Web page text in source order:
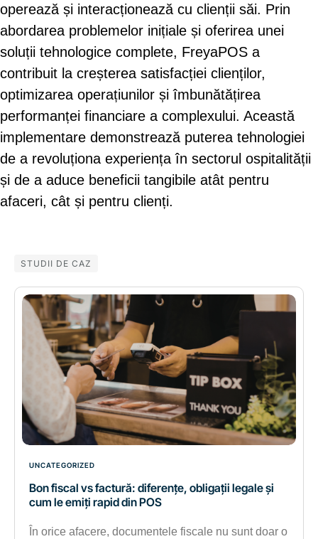
operează și interacționează cu clienții săi. Prin
abordarea problemelor inițiale și oferirea unei
soluții tehnologice complete, FreyaPOS a
contribuit la creșterea satisfacției clienților,
optimizarea operațiunilor și îmbunătățirea
performanței financiare a complexului. Această
implementare demonstrează puterea tehnologiei
de a revoluționa experiența în sectorul ospitalității
și de a aduce beneficii tangibile atât pentru
afaceri, cât și pentru clienți.
STUDII DE CAZ
UNCATEGORIZED
Bon fiscal vs factură: diferențe, obligații legale și
cum le emiți rapid din POS
În orice afacere, documentele fiscale nu sunt doar o